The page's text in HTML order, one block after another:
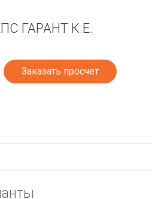
ГАРАНТ К.Е.
Заказать просчет